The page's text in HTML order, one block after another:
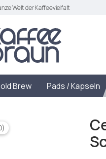
Welt der Kaffeevielfalt
Brew Pads / Kapseln
Bewertung von 0 von 5 Sternen